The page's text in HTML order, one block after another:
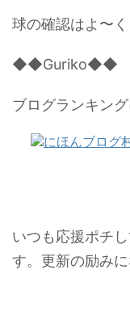
球の確認はよ〜
◆◆Guriko◆◆
ブログランキン
いつも応援ポチ
す。更新の励みに